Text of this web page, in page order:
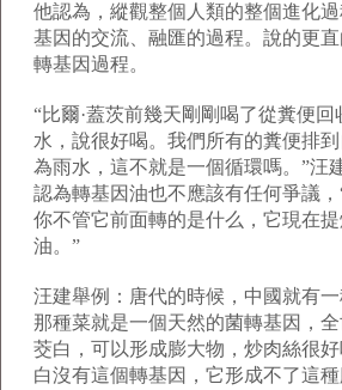
他認為，縱觀整個人類的整個進化
基因的交流、融匯的過程。說的更
轉基因過程。
“比爾·蓋茨前幾天剛剛喝了從糞便
水，說很好喝。我們所有的糞便排
為雨水，這不就是一個循環嗎。”汪
認為轉基因油也不應該有任何爭議，
你不管它前面轉的是什么，它現在
油。”
汪建舉例：唐代的時候，中國就有一
那種菜就是一個天然的菌轉基因，
茭白，可以形成膨大物，炒肉絲很
白沒有這個轉基因，它形成不了這